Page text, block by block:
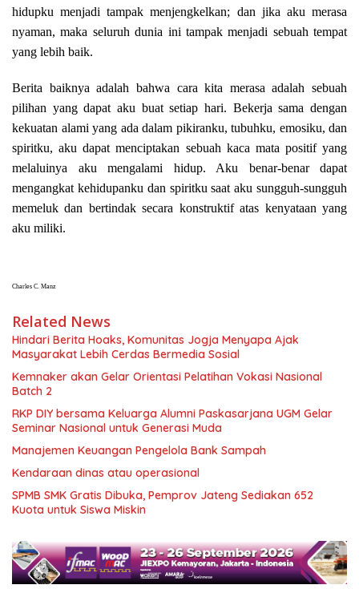
hidupku menjadi tampak menjengkelkan; dan jika aku merasa
nyaman, maka seluruh dunia ini tampak menjadi sebuah tempat
yang lebih baik.
Berita baiknya adalah bahwa cara kita merasa adalah sebuah
pilihan yang dapat aku buat setiap hari. Bekerja sama dengan
kekuatan alami yang ada dalam pikiranku, tubuhku, emosiku, dan
spiritku, aku dapat menciptakan sebuah kaca mata positif yang
melaluinya aku mengalami hidup. Aku benar-benar dapat
mengangkat kehidupanku dan spiritku saat aku sungguh-sungguh
memeluk dan bertindak secara konstruktif atas kenyataan yang
aku miliki.
Charles C. Manz
Related News
Hindari Berita Hoaks, Komunitas Jogja Menyapa Ajak
Masyarakat Lebih Cerdas Bermedia Sosial
Kemnaker akan Gelar Orientasi Pelatihan Vokasi Nasional
Batch 2
RKP DIY bersama Keluarga Alumni Paskasarjana UGM Gelar
Seminar Nasional untuk Generasi Muda
Manajemen Keuangan Pengelola Bank Sampah
Kendaraan dinas atau operasional
SPMB SMK Gratis Dibuka, Pemprov Jateng Sediakan 652
Kuota untuk Siswa Miskin